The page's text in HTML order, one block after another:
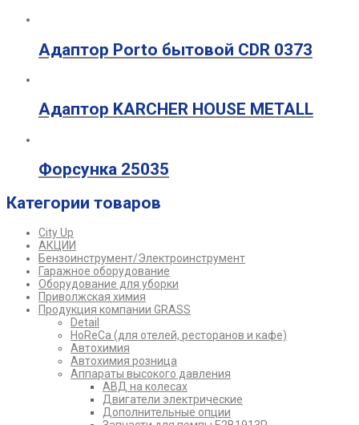
Адаптор Porto бытовой CDR 0373
Адаптор KARCHER HOUSE METALL
Форсунка 25035
Категории товаров
City Up
АКЦИИ
Бензоинструмент/Электроинструмент
Гаражное оборудование
Оборудование для уборки
Приволжская химия
Продукция компании GRASS
Detail
HoReCa (для отелей, ресторанов и кафе)
Автохимия
Автохимия розница
Аппараты высокого давления
АВД на колесах
Двигатели электрические
Дополнительные опции